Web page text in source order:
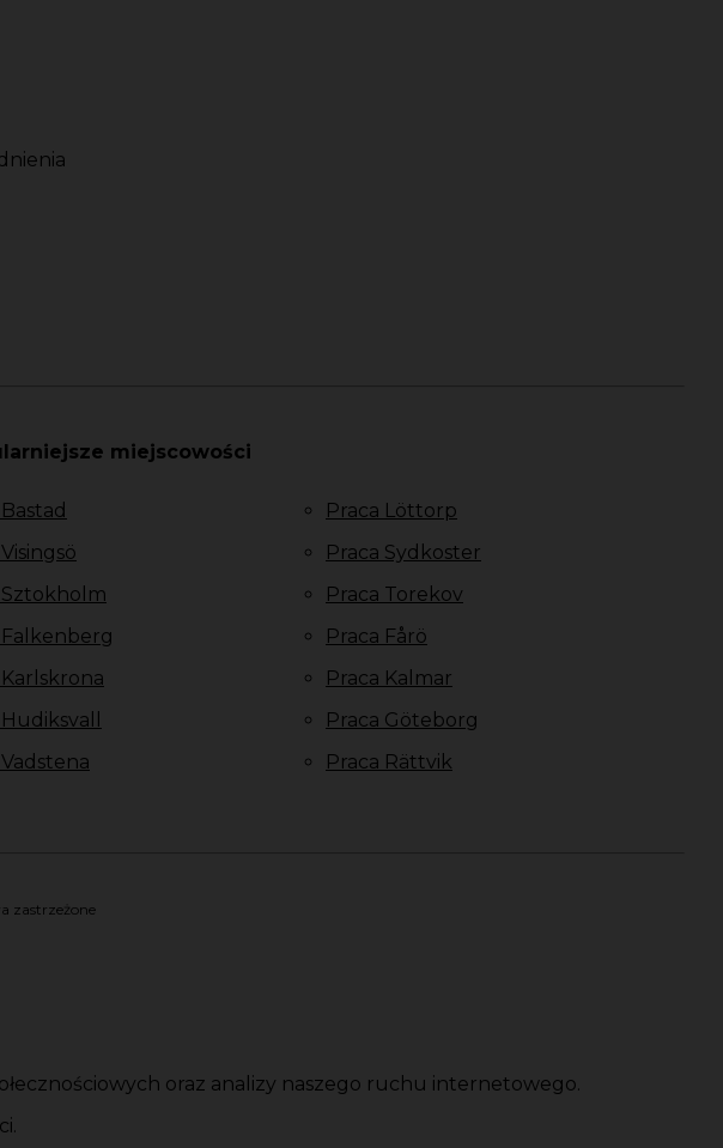
miejscowości
Sztokholm
Falkenberg
Praca Löttorp
Praca Sydkoster
Praca Torekov
Praca Fårö
Praca Kalmar
Praca Göteborg
Praca Rättvik
zastrzeżone
oraz analizy naszego ruchu internetowego.